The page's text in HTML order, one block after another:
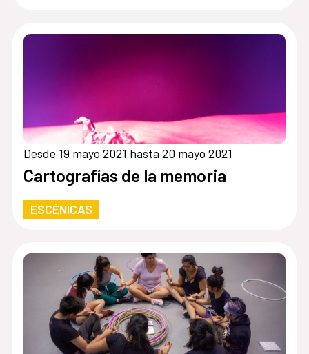
Desde 19 mayo 2021 hasta 20 mayo 2021
Cartografías de la memoria
ESCÉNICAS